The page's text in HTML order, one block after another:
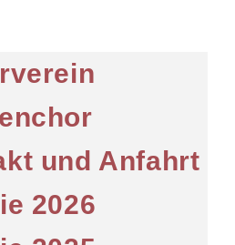
und Anfahrt
2026